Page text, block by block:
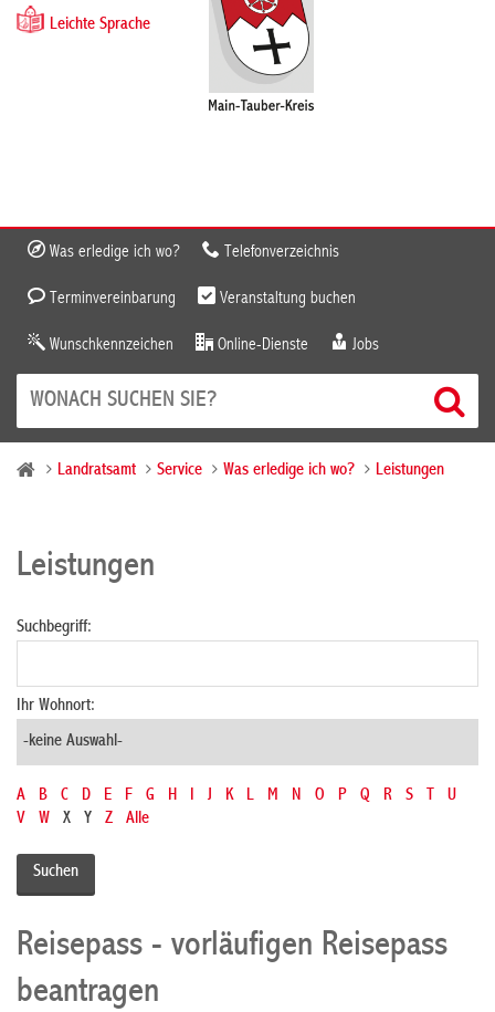
Leichte Sprache
Was erledige ich wo? Telefonverzeichnis
Terminvereinbarung Veranstaltung buchen
Wunschkennzeichen Online-Dienste Jobs
Landratsamt Service Was erledige ich wo? Leistungen
Leistungen
Suchbegriff:
Ihr Wohnort:
A B C D E F G H I J K L M N O P Q R S T
U
V
W X Y Z Alle
Reisepass - vorläufigen Reisepass
beantragen